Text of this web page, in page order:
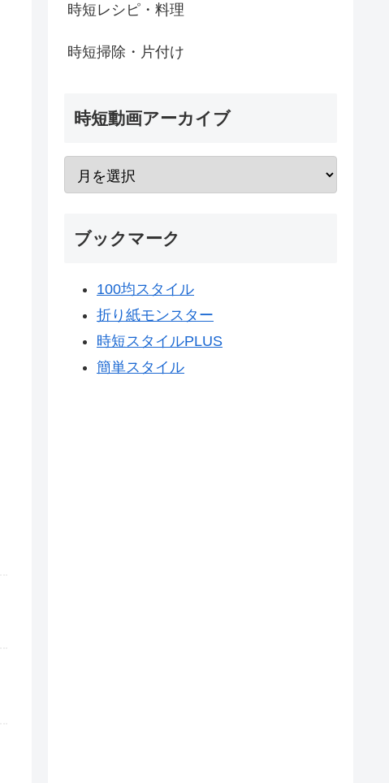
時短レシピ・料理
時短掃除・片付け
時短動画アーカイブ
ブックマーク
100均スタイル
折り紙モンスター
時短スタイルPLUS
簡単スタイル